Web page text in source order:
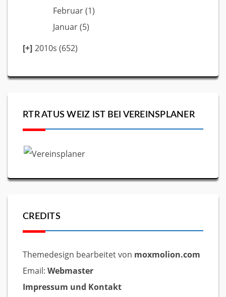
Februar(1)
Januar(5)
2010s (652)
RTR ATUS WEIZ IST BEI VEREINSPLANER
CREDITS
Themedesign bearbeitet von moxmolion.com
Email: Webmaster
Impressum und Kontakt